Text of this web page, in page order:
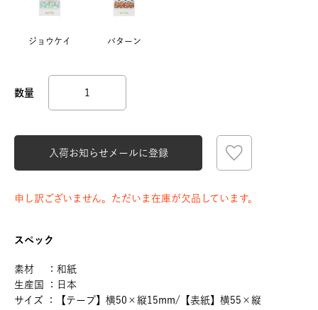
ジョウケイ パターン
入荷お知らせメールに登録
申し訳ございません。ただいま在庫が欠品しています。
スペック
素材 ：和紙
生産国 ：日本
サイズ ：【テープ】横50×縦15mm/【表紙】横55×縦